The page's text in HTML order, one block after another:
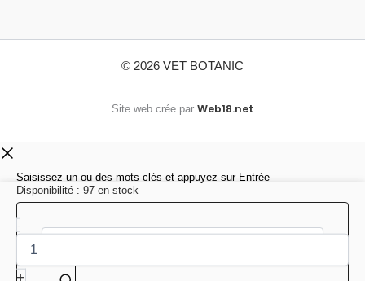
© 2026 VET BOTANIC
Site web crée par Web18.net
Saisissez un ou des mots clés et appuyez sur Entrée
Chercher
Disponibilité : 97 en stock
-quantité
SOIN
DES
+